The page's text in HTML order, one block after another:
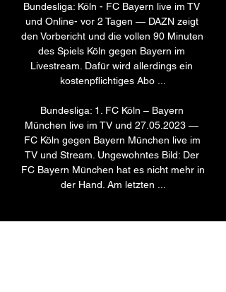
Bundesliga: Köln - FC Bayern live im TV
und Online- vor 2 Tagen — DAZN zeigt
den Vorbericht und die vollen 90 Minuten
des Spiels Köln gegen Bayern im
Livestream. Dafür wird allerdings ein
kostenpflichtiges Abo ...
Bundesliga: 1. FC Köln – Bayern
München live im TV und 27.05.2023 —
FC Köln gegen Bayern München live im
TV und Stream. Ungewohntes Bild: Der
FC Bayern München hat es nicht mehr in
der Hand. Am letzten ...